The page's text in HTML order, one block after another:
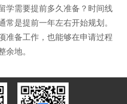
需要提前多久准备？时间线
常是提前一年左右开始规划。
准备工作，也能够在申请过程
余地。